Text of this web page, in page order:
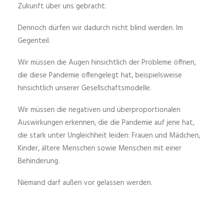
Zukunft über uns gebracht.
Dennoch dürfen wir dadurch nicht blind werden. Im
Gegenteil.
Wir müssen die Augen hinsichtlich der Probleme öffnen,
die diese Pandemie offengelegt hat, beispielsweise
hinsichtlich unserer Gesellschaftsmodelle.
Wir müssen die negativen und überproportionalen
Auswirkungen erkennen, die die Pandemie auf jene hat,
die stark unter Ungleichheit leiden: Frauen und Mädchen,
Kinder, ältere Menschen sowie Menschen mit einer
Behinderung.
Niemand darf außen vor gelassen werden.